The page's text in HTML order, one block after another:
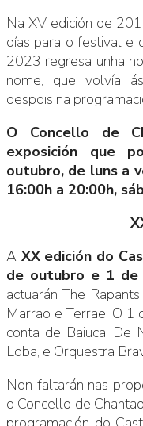
Na XV edición de
días para o festival e
2023 regresa unha
nome, que volvía
despois na
O Concello de
exposición que
outubro, de luns a
16:00h a 20:00h,
A XX edición do
de outubro e 1 de
actuarán The
Marrao e Terrae. O 1
conta de Baiuca, De
Loba, e Orquestra
Non faltarán nas
o Concello de